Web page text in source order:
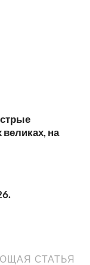
на
СТАТЬЯ